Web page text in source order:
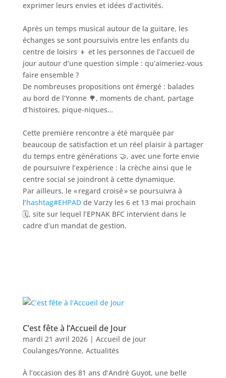
exprimer leurs envies et idées d’activités.
Après un temps musical autour de la guitare, les
échanges se sont poursuivis entre les enfants du
centre de loisirs 👦 et les personnes de l’accueil de
jour autour d’une question simple : qu’aimeriez‑vous
faire ensemble ?
De nombreuses propositions ont émergé : balades
au bord de l’Yonne 🌳, moments de chant, partage
d’histoires, pique‑niques…
Cette première rencontre a été marquée par
beaucoup de satisfaction et un réel plaisir à partager
du temps entre générations 🤝, avec une forte envie
de poursuivre l’expérience : la crèche ainsi que le
centre social se joindront à cette dynamique.
Par ailleurs, le « regard croisé » se poursuivra à
l’hashtag#EHPADde Varzy les 6 et 13 mai prochain
🗓️, site sur lequel l’EPNAK BFC intervient dans le
cadre d’un mandat de gestion.
C’est fête à l’Accueil de Jour
mardi 21 avril 2026| Accueil de jour
Coulanges/Yonne, Actualités
À l’occasion des 81 ans d’André Guyot, une belle